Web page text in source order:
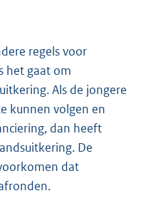
regels voor
het gaat om
Als de jongere
kunnen volgen en
dan heeft
De
dat